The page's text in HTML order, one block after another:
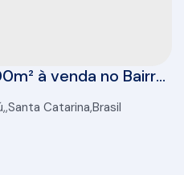
à venda no Bairro
Camboriú/SC
,Santa Catarina,Brasil